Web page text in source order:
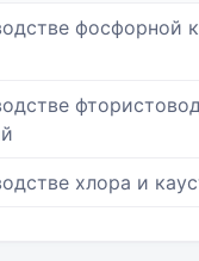
фосфорной
хлора и